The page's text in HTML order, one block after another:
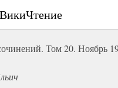
ВикиЧтение
Том 20. Ноябрь